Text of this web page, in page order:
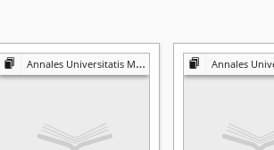
Annales Universitatis Mariae Curie-Skłodowska. Sectio A, Mathematica Annales Universitatis Mariae Curie-